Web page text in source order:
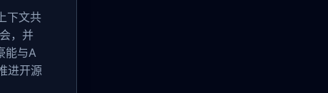
下文共
，并
能与A
进开源